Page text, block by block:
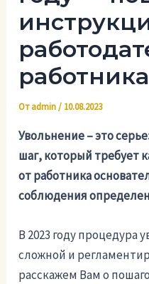
работника
Отadmin/ 10.08.2023
Увольнение – это
шаг, который требует
от работника
соблюдения
В 2023 году процедура
сложной и
расскажем Вам о